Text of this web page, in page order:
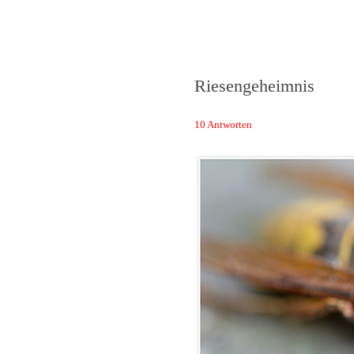
Das Neuste von
Riesengeheimnis
10 Antworten